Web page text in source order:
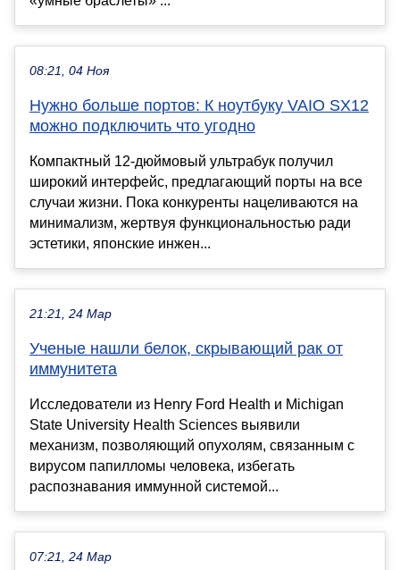
08:21, 04 Ноя
Нужно больше портов: К ноутбуку VAIO SX12
можно подключить что угодно
Компактный 12-дюймовый ультрабук получил
широкий интерфейс, предлагающий порты на все
случаи жизни. Пока конкуренты нацеливаются на
минимализм, жертвуя функциональностью ради
эстетики, японские инжен...
21:21, 24 Мар
Ученые нашли белок, скрывающий рак от
иммунитета
Исследователи из Henry Ford Health и Michigan
State University Health Sciences выявили
механизм, позволяющий опухолям, связанным с
вирусом папилломы человека, избегать
распознавания иммунной системой...
07:21, 24 Мар